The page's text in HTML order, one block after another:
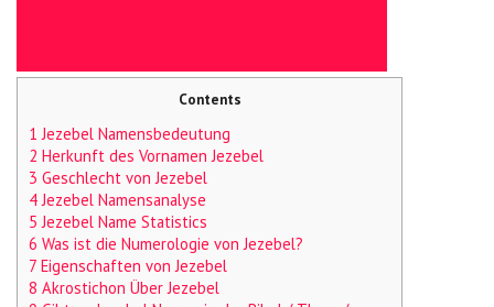
Contents
1 Jezebel Namensbedeutung
2 Herkunft des Vornamen Jezebel
3 Geschlecht von Jezebel
4 Jezebel Namensanalyse
5 Jezebel Name Statistics
6 Was ist die Numerologie von Jezebel?
7 Eigenschaften von Jezebel
8 Akrostichon Über Jezebel